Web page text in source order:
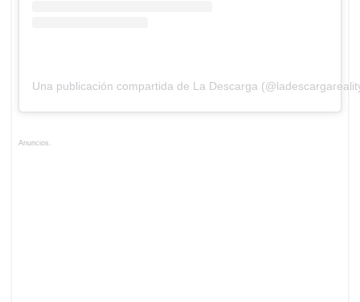
Una publicación compartida de La Descarga
Anuncios.